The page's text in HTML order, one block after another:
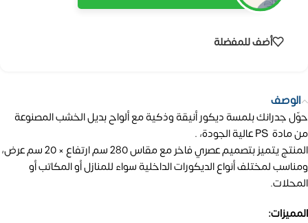
أضف للمفضلة
الوصف
حوّل جدرانك بلمسة ديكور أنيقة وذكية مع ألواح بديل الخشب المصنوعة
من مادة PS عالية الجودة، .
المنتج يتميز بتصميم عصري فاخر مع مقاس 280 سم ارتفاع × 20 سم عرض،
ومناسب لمختلف أنواع الديكورات الداخلية سواء للمنازل أو المكاتب أو
المحلات.
المميزات: